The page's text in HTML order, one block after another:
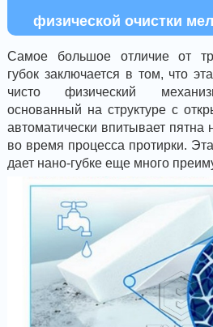
физической очистки
Самое большое отличие от
губок заключается в том, что
чисто физический
основанный на структуре с
автоматически впитывает пятна
во время процесса протирки.
дает нано-губке еще много